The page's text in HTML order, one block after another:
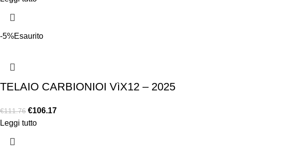
-5%Esaurito
TELAIO CARBIONIOI VìX12 – 2025
€111.76 €106.17
Leggi tutto